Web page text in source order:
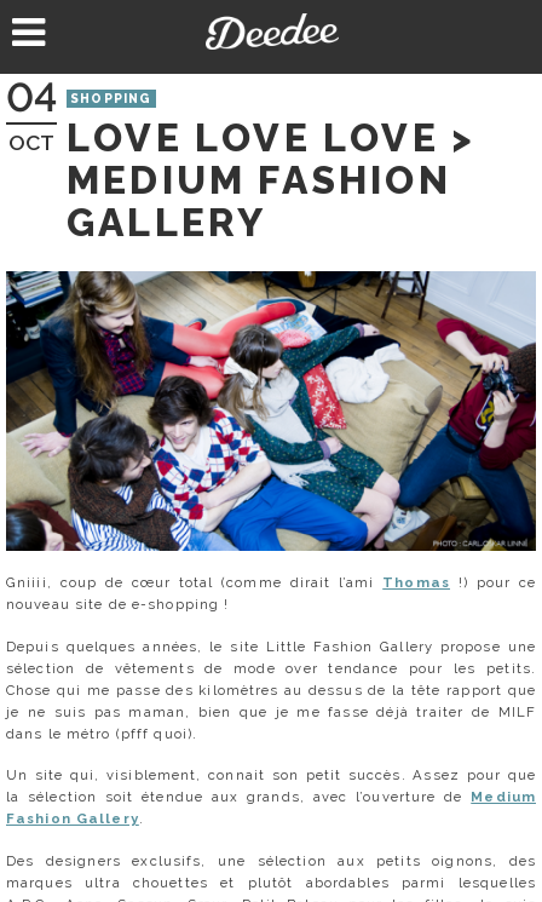
au
04
OCT
SHOPPING
LOVE LOVE LOVE >
MEDIUM FASHION
GALLERY
Gniiii, coup de cœur total (comme dirait l’ami Thomas !) pour ce
nouveau site de e-shopping !
Depuis quelques années, le site Little Fashion Gallery propose une
sélection de vêtements de mode over tendance pour les petits.
Chose qui me passe des kilomètres au dessus de la tête rapport que
je ne suis pas maman, bien que je me fasse déjà traiter de MILF
dans le métro (pfff quoi).
Un site qui, visiblement, connait son petit succès. Assez pour que
la sélection soit étendue aux grands, avec l’ouverture de Medium
Fashion Gallery.
Des designers exclusifs, une sélection aux petits oignons, des
marques ultra chouettes et plutôt abordables parmi lesquelles